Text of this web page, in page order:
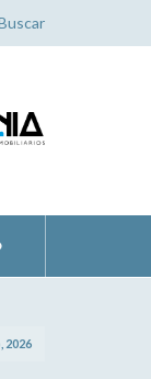
2026